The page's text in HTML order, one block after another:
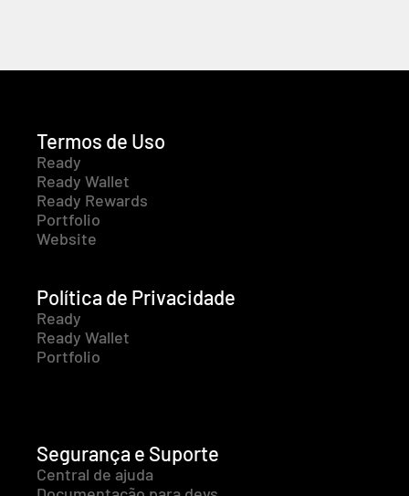
Termos de Uso
Ready
Ready Wallet
Ready Rewards
Portfolio
Website
Política de Privacidade
Ready
Ready Wallet
Portfolio
Segurança e Suporte
Central de ajuda